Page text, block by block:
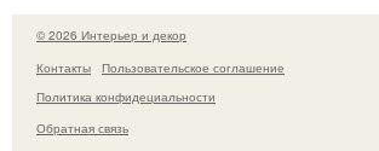
© 2026 Интерьер и декор
Контакты
Пользовательское соглашение
Политика конфидециальности
Обратная связь